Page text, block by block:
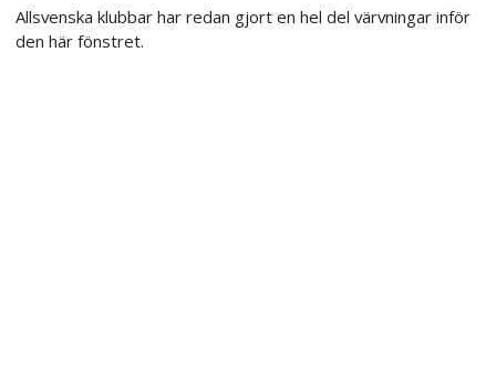
Allsvenska klubbar har redan gjort en hel del värvningar inför
den här fönstret.